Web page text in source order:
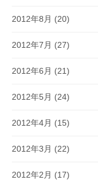
2012年8月 (20)
2012年7月 (27)
2012年6月 (21)
2012年5月 (24)
2012年4月 (15)
2012年3月 (22)
2012年2月 (17)